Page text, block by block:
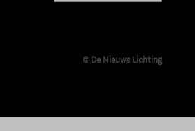
© De Nieuwe Lichting